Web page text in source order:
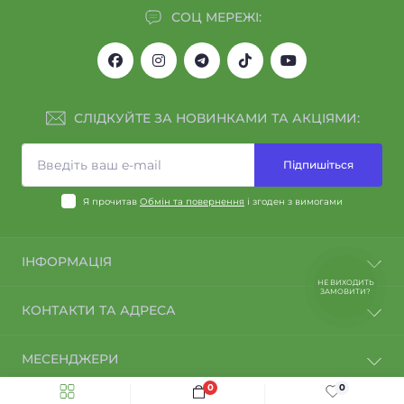
0
0
СОЦ МЕРЕЖІ:
СЛІДКУЙТЕ ЗА НОВИНКАМИ ТА АКЦІЯМИ:
Підпишіться
Я прочитав Обмін та повернення і згоден з вимогами
ІНФОРМАЦІЯ
Політика конфіденційності
Про нас
Доставка та оплата
КОНТАКТИ ТА АДРЕСА
support@ayris.com.ua
МЕСЕНДЖЕРИ
Telegram
НЕ ВИХОДИТЬ
ЗАМОВИТИ?